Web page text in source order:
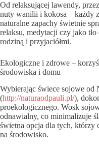
Od relaksującej lawendy,
nuty wanilii i kokosa – każdy
naturalne zapachy świetnie
relaksu, medytacji czy jako
rodziną i przyjaciółmi.
Ekologiczne i zdrowe –
środowiska i domu
Wybierając świece sojowe od
(http://naturaodpauli.pl/),
proekologicznego. Wosk
odnawialny, co minimalizuje
świetna opcja dla tych, którzy
na środowisko.